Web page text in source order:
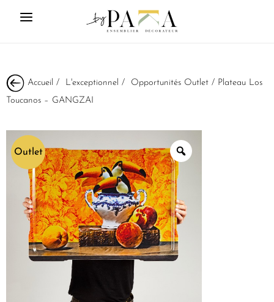
Accueil / L'exceptionnel / Opportunités Outlet / Plateau Los
Toucanos – GANGZAI
Outlet